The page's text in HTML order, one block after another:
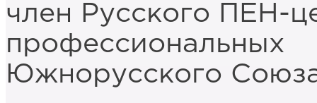
член Русского ПЕН-
Южнорусского